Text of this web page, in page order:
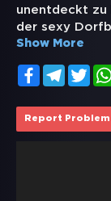
unentdeckt zu
der sexy
Show More
Facebook
Report Problem